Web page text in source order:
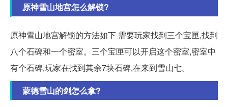
原神雪山地宫怎么解锁?
原神雪山地宫解锁的方法如下 需要玩家找到三个宝匣,找到
八个石碑和一个密室。三个宝匣可以开启这个密室,密室中
有个石碑,玩家在找到其余7块石碑,在来到雪山七。
蒙德雪山的剑怎么拿?